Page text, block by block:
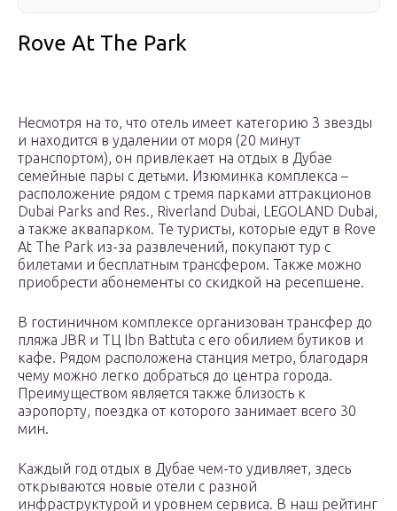
Rove At The Park
Несмотря на то, что отель имеет категорию 3 звезды
и находится в удалении от моря (20 минут
транспортом), он привлекает на отдых в Дубае
семейные пары с детьми. Изюминка комплекса –
расположение рядом с тремя парками аттракционов
Dubai Parks and Res., Riverland Dubai, LEGOLAND Dubai,
а также аквапарком. Те туристы, которые едут в Rove
At The Park из-за развлечений, покупают тур с
билетами и бесплатным трансфером. Также можно
приобрести абонементы со скидкой на ресепшене.
В гостиничном комплексе организован трансфер до
пляжа JBR и ТЦ Ibn Battuta с его обилием бутиков и
кафе. Рядом расположена станция метро, благодаря
чему можно легко добраться до центра города.
Преимуществом является также близость к
аэропорту, поездка от которого занимает всего 30
мин.
Каждый год отдых в Дубае чем-то удивляет, здесь
открываются новые отели с разной
инфраструктурой и уровнем сервиса. В наш рейтинг